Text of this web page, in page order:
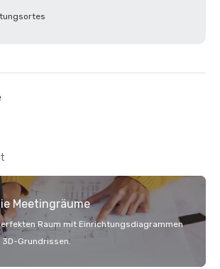
Meetingräume
Raum mit Einrichtungsdiagrammen
Grundrissen.